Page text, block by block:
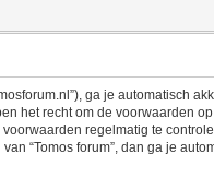
ga je automatisch
het recht om de voorwaarden
regelmatig te
“Tomos forum”, dan ga je